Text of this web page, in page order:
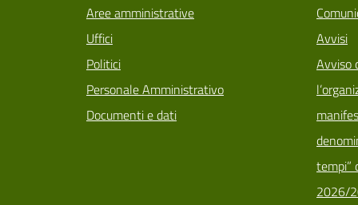
Aree amministrative
Uffici
Politici
Personale Amministrativo
Documenti e dati
Avvisi
Avviso
tempi”
2026/